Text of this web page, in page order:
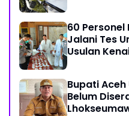
60 Personel
Jalani Tes
Usulan
Bupati Aceh
Belum